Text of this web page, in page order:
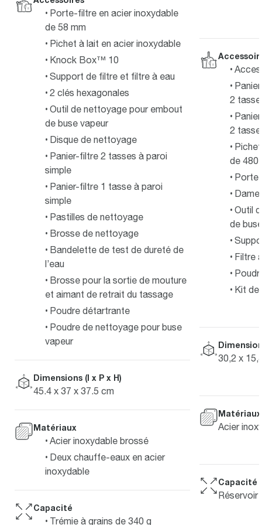
Porte-filtre en acier inoxydable
de 58 mm
Pichet à lait en acier inoxydable
Knock Box™ 10
Support de filtre et filtre à eau
2 clés hexagonales
Outil de nettoyage pour embout
de buse vapeur
Disque de nettoyage
Panier-filtre 2 tasses à paroi
simple
Panier-filtre 1 tasse à paroi
simple
Pastilles de nettoyage
Brosse de nettoyage
Bandelette de test de dureté de
l’eau
Brosse pour la sortie de mouture
et aimant de retrait du tassage
Poudre détartrante
Poudre de nettoyage pour buse
vapeur
Dimensions (l x P x H)
45.4 x 37 x 37.5 cm
Matériaux
Acier inoxydable brossé
Deux chauffe-eaux en acier
inoxydable
Capacité
Trémie à grains de 340 g
2
2
de 480
Outil
de
Filtre
Kit de
30,2 x
Matériaux
Acier
Capacité
Réservoir